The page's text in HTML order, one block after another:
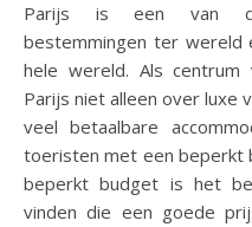
Parijs is een van de populairste toeristische
bestemmingen ter
hele wereld. Als centrum
Parijs niet alleen over luxe
veel betaalbare
toeristen met een beperkt
beperkt budget is het
vinden die een goede